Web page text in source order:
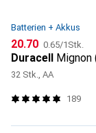
Batterien + Akkus
CHF
20.70 CHF
0.65/1Stk.
Duracell Mignon
32 Stk., AA
189